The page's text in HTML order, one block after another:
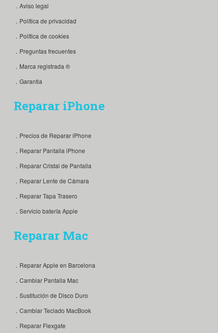
．Aviso legal
．Política de privacidad
．Política de cookies
．Preguntas frecuentes
．Marca registrada ®
．Garantia
Reparar iPhone
．Precios de Reparar iPhone
．Reparar Pantalla iPhone
．Reparar Cristal de Pantalla
．Reparar Lente de Cámara
．Reparar Tapa Trasero
．Servicio batería Apple
Reparar Mac
．Reparar Apple en Barcelona
．Cambiar Pantalla Mac
．Sustitución de Disco Duro
．Cambiar Teclado MacBook
．Reparar Flexgate